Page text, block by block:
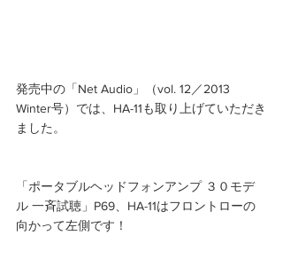
発売中の「Net Audio」（vol. 12／2013
Winter号）では、HA-11も取り上げていただき
ました。
「ポータブルヘッドフォンアンプ ３０モデ
ル 一斉試聴」P69、HA-11はフロントローの
向かって左側です！